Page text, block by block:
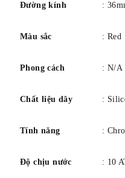
Đường kính :
Màu sắc : Red
Phong cách : N/A
Chất liệu dây :
Tính năng :
Độ chịu nước : 10